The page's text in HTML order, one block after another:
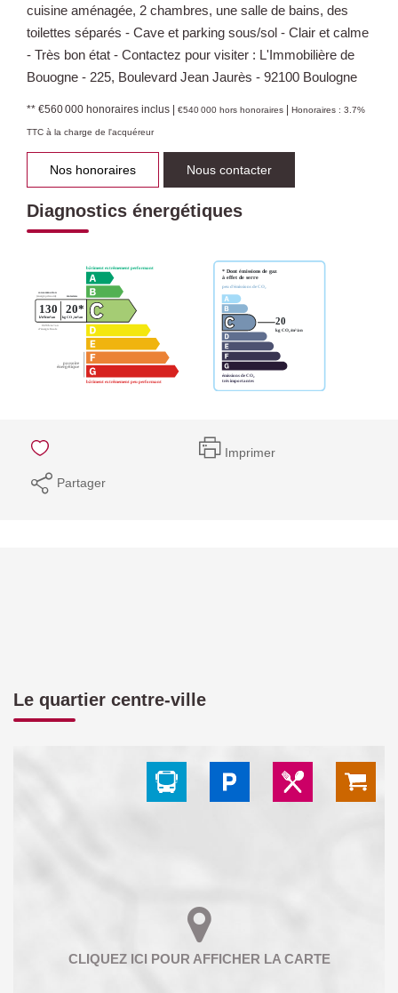
cuisine aménagée, 2 chambres, une salle de bains, des
toilettes séparés - Cave et parking sous/sol - Clair et calme
- Très bon état - Contactez pour visiter : L'Immobilière de
Bouogne - 225, Boulevard Jean Jaurès - 92100 Boulogne
** €560 000 honoraires inclus | €540 000 hors honoraires | Honoraires : 3.7%
TTC à la charge de l'acquéreur
Nos honoraires Nous contacter
Diagnostics énergétiques
Imprimer
Partager
Le quartier centre-ville